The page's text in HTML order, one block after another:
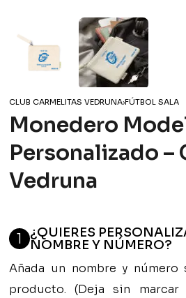
CLUB CARMELITAS VEDRUNA›FÚTBOL SALA
Monedero
Personalizado –
Vedruna
1
¿QUIERES
NOMBRE Y NÚMERO?
Añada un nombre y
producto. (Deja sin